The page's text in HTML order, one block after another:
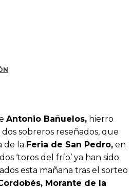
Antonio Bañuelos, hierro
sobreros reseñados, que
de la Feria de San Pedro, en
‘toros del frío’ ya han sido
esta mañana tras el sorteo
Morante de la